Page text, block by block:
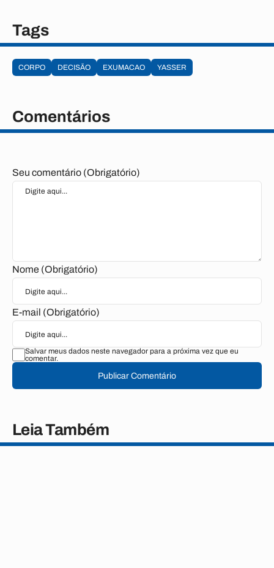
Tags
CORPO DECISÃO EXUMACAO YASSER
Comentários
Seu comentário (Obrigatório)
Nome (Obrigatório)
E-mail (Obrigatório)
Salvar meus dados neste navegador para a próxima vez que eu
comentar.
Publicar Comentário
Leia Também